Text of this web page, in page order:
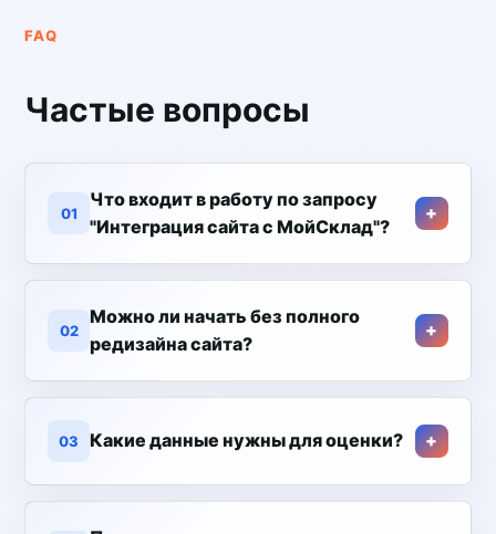
FAQ
Частые вопросы
01
Что входит в работу по запросу
"Интеграция сайта с МойСклад"?
02
Можно ли начать без полного
редизайна сайта?
03 Какие данные нужны для оценки?